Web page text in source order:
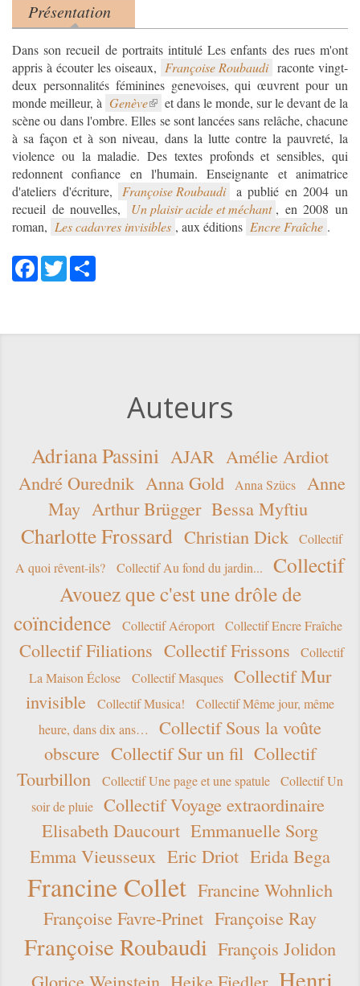
Product tabs
Présentation
(onglet actif)
Dans son recueil de portraits intitulé Les enfants des rues m'ont
appris à écouter les oiseaux, Françoise Roubaudi raconte vingt-
deux personnalités féminines genevoises, qui œuvrent pour un
monde meilleur, à Genève
et dans le monde, sur le devant de la
scène ou dans l'ombre. Elles se sont lancées sans relâche, chacune
à sa façon et à son niveau, dans la lutte contre la pauvreté, la
violence ou la maladie. Des textes profonds et sensibles, qui
redonnent confiance en l'humain. Enseignante et animatrice
d'ateliers d'écriture,
Françoise Roubaudi
a publié en 2004 un
recueil de nouvelles,
Un plaisir acide et méchant , en 2008 un
roman, Les cadavres invisibles , aux éditions Encre Fraîche .
Facebook
Twitter
Auteurs
Adriana Passini AJAR Amélie Ardiot
André Ourednik Anna Gold Anna Szücs
Anne
May Arthur Brügger Bessa Myftiu
Charlotte Frossard Christian Dick
Collectif
A quoi rêvent-ils?
Collectif Au fond du jardin...
Collectif
Avouez que c'est une drôle de
coïncidence
Collectif Aéroport Collectif Encre Fraîche
Collectif Filiations Collectif Frissons
Collectif
La Maison Éclose
Collectif Masques
Collectif Mur
invisible
Collectif Musica!
Collectif Même jour, même
heure, dans dix ans…
Collectif Sous la voûte
obscure Collectif Sur un fil Collectif
Tourbillon
Collectif Une page et une spatule
Collectif Un
soir de pluie
Collectif Voyage extraordinaire
Elisabeth Daucourt Emmanuelle Sorg
Emma Vieusseux Eric Driot Erida Bega
Francine Collet Francine Wohnlich
Françoise Favre-Prinet Françoise Ray
Françoise Roubaudi François Jolidon
Henri